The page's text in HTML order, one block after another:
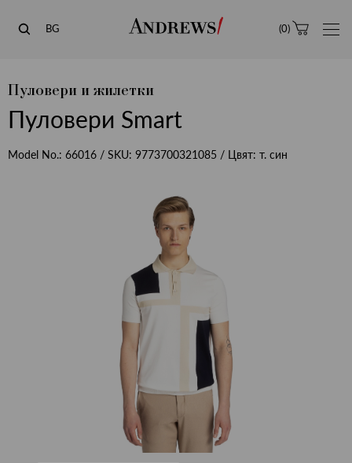
Andrews
BG (0)
Пуловери и жилетки
Пуловери Smart
Model No.: 66016 / SKU: 9773700321085 / Цвят: т. син